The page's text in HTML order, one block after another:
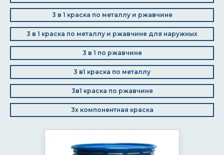
3 в 1 краска по металлу и ржавчине
3 в 1 краска по металлу и ржавчине для наружных
3 в 1 по ржавчине
3 в1 краска по металлу
3в1 краска по ржавчине
3х компонентная краска